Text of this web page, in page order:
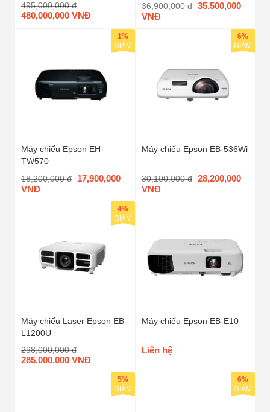
495,000,000 đ
480,000,000 VNĐ
36,900,000 đ 35,500,000
VNĐ
Máy chiếu Epson EH-
TW570
18,200,000 đ
17,900,000
VNĐ
1%
GIẢM
Máy chiếu Epson EB-536Wi
30,100,000 đ 28,200,000
VNĐ
6%
GIẢM
Máy chiếu Laser Epson EB-
L1200U
298,000,000 đ
285,000,000 VNĐ
4%
GIẢM
Máy chiếu Epson EB-E10
Liên hệ
5%
GIẢM
6%
GIẢM